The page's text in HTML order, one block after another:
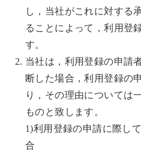
し，当社がこれに対する
ることによって，利用登
す。
当社は，利用登録の申請
断した場合，利用登録の
り，その理由については
ものと致します。
1)利用登録の申請に際し
合